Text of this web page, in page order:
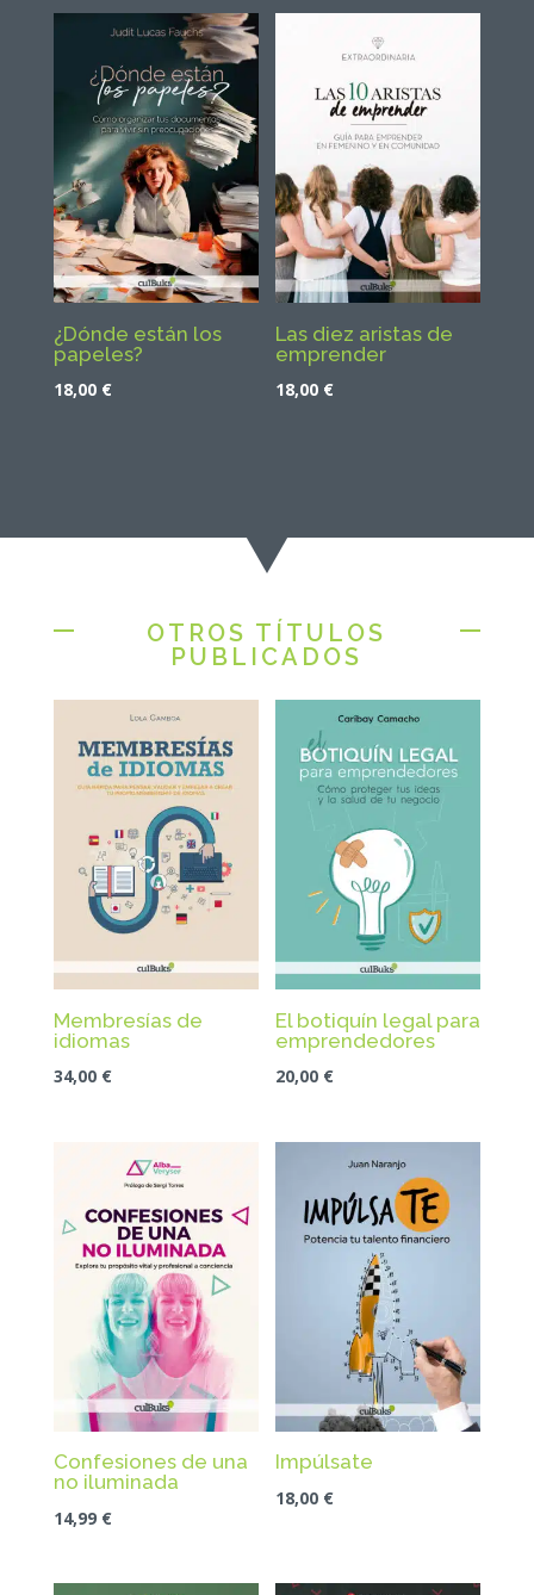
¿Dónde están los
papeles?
18,00 €
Las diez aristas de
emprender
18,00 €
OTROS TÍTULOS
PUBLICADOS
Membresías de
idiomas
34,00 €
El botiquín legal para
emprendedores
20,00 €
Confesiones de una
no iluminada
14,99 €
Impúlsate
18,00 €